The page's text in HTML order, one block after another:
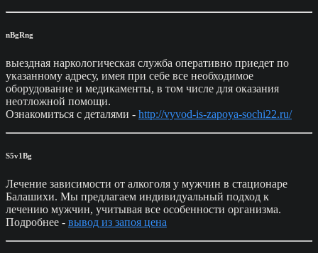
nBgRng
выездная наркологическая служба оперативно приедет по
указанному адресу, имея при себе все необходимое
оборудование и медикаменты, в том числе для оказания
неотложной помощи.
Ознакомиться с деталями - http://vyvod-is-zapoya-sochi22.ru/
S5v1Bg
Лечение зависимости от алкоголя у мужчин в стационаре
Балашихи. Мы предлагаем индивидуальный подход к
лечению мужчин, учитывая все особенности организма.
Подробнее - вывод из запоя цена